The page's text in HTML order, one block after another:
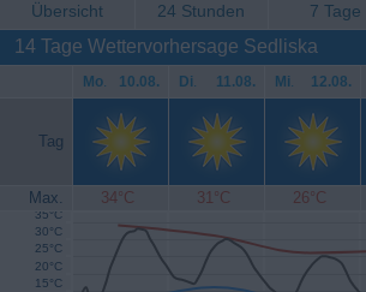
Übersicht 24 Stunden 7 Tage
14 Tage Wettervorhersage Sedliska
Mo. 10.08. Di. 11.08. Mi. 12.08.
Tag
Max. 34°C 31°C 26°C
15°C
20°C
25°C
30°C
35°C